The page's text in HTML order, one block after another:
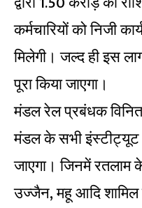
कर्मचारियों को निजी
मिलेगी। जल्द ही इस
पूरा किया जाएगा।
मंडल रेल प्रबंधक
मंडल के सभी इंस्टीट्यूट
जाएगा। जिनमें रतलाम
उज्जैन, महू आदि